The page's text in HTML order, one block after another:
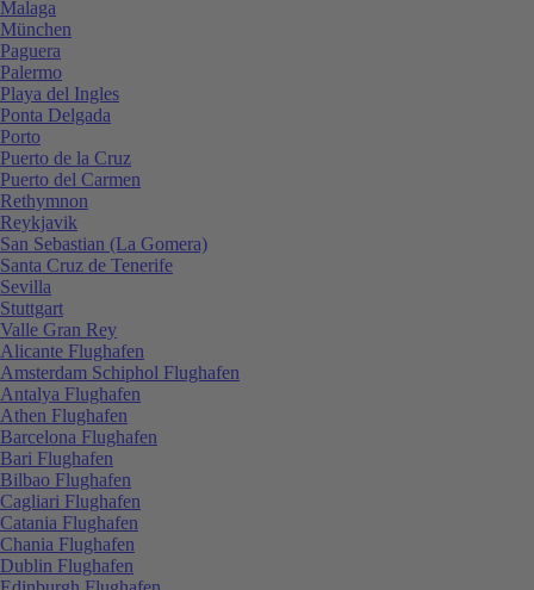
Malaga
München
Paguera
Palermo
Playa del Ingles
Ponta Delgada
Porto
Puerto de la Cruz
Puerto del Carmen
Rethymnon
Reykjavik
San Sebastian (La Gomera)
Santa Cruz de Tenerife
Sevilla
Stuttgart
Valle Gran Rey
Alicante Flughafen
Amsterdam Schiphol Flughafen
Antalya Flughafen
Athen Flughafen
Barcelona Flughafen
Bari Flughafen
Bilbao Flughafen
Cagliari Flughafen
Catania Flughafen
Chania Flughafen
Dublin Flughafen